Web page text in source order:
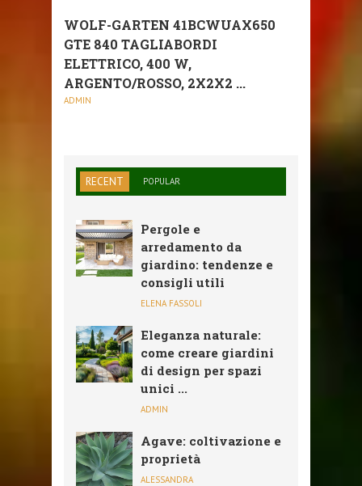
WOLF-GARTEN 41BCWUAX650
GTE 840 TAGLIABORDI
ELETTRICO, 400 W,
ARGENTO/ROSSO, 2X2X2 ...
ADMIN
RECENT POPULAR
Pergole e
arredamento da
giardino: tendenze e
consigli utili
ELENA FASSOLI
Eleganza naturale:
come creare giardini
di design per spazi
unici ...
ADMIN
Agave: coltivazione e
proprietà
ALESSANDRA